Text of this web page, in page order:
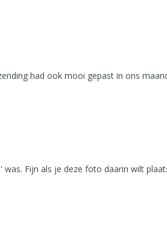
had ook mooi gepast in ons
Fijn als je deze foto daarin wilt